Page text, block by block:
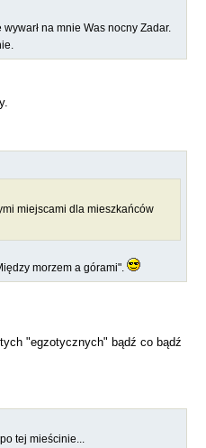
na mnie Was nocny Zadar.
miejscami dla mieszkańców
morzem a górami".
"egzotycznych" bądź co bądź
tej mieścinie...